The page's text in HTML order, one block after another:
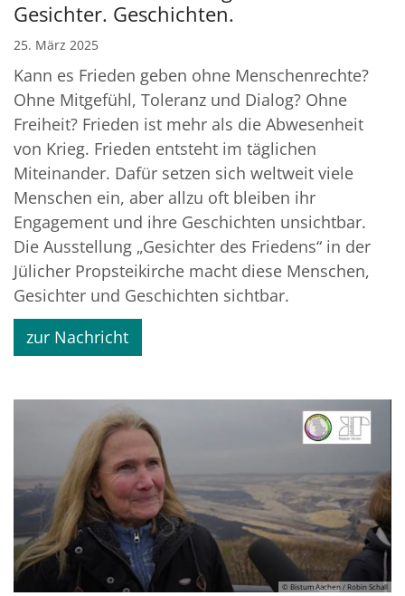
Gesichter. Geschichten.
25. März 2025
Kann es Frieden geben ohne Menschenrechte?
Ohne Mitgefühl, Toleranz und Dialog? Ohne
Freiheit? Frieden ist mehr als die Abwesenheit
von Krieg. Frieden entsteht im täglichen
Miteinander. Dafür setzen sich weltweit viele
Menschen ein, aber allzu oft bleiben ihr
Engagement und ihre Geschichten unsichtbar.
Die Ausstellung „Gesichter des Friedens“ in der
Jülicher Propsteikirche macht diese Menschen,
Gesichter und Geschichten sichtbar.
zur Nachricht
© Bistum Aachen / Robin Schall